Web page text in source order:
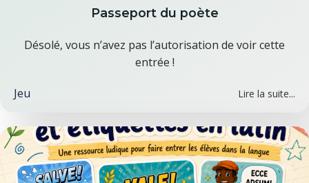
Passeport du poète
Désolé, vous n’avez pas l’autorisation de voir cette
entrée !
Jeu Lire la suite...